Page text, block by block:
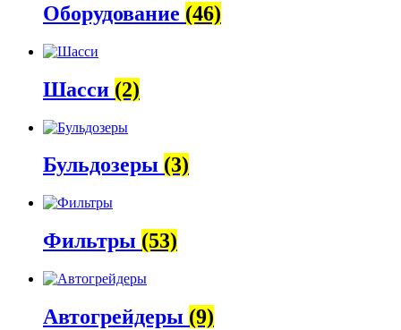
Оборудование (46)
Шасси (2)
Бульдозеры (3)
Фильтры (53)
Автогрейдеры (9)